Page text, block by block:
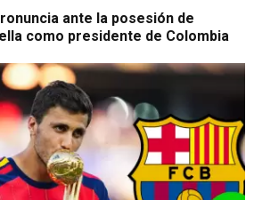
ante la posesión de
como presidente de Colombia